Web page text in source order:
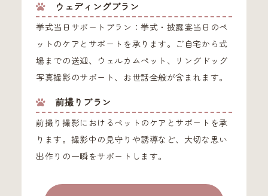
ウェディングプラン
挙式当日サポートプラン：挙式・披露宴当日のペ
ットのケアとサポートを承ります。ご自宅から式
場までの送迎、ウェルカムペット、リングドッグ
写真撮影のサポート、お世話全般が含まれます。
前撮りプラン
前撮り撮影におけるペットのケアとサポートを承
ります。撮影中の見守りや誘導など、大切な思い
出作りの一瞬をサポートします。